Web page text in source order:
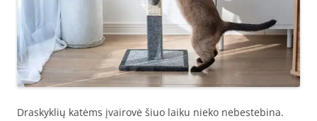
Draskyklių katėms įvairovė šiuo laiku nieko nebestebina.